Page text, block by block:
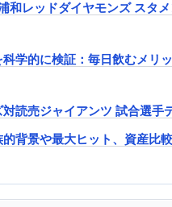
和レッドダイヤモンズ スタ
科学的に検証：毎日飲むメ
読売ジャイアンツ 試合選手
背景や最大ヒット、資産比